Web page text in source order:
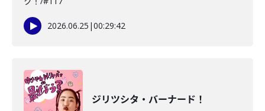
2026.06.25 |00:29:42
ジリツシタ・バーナード！